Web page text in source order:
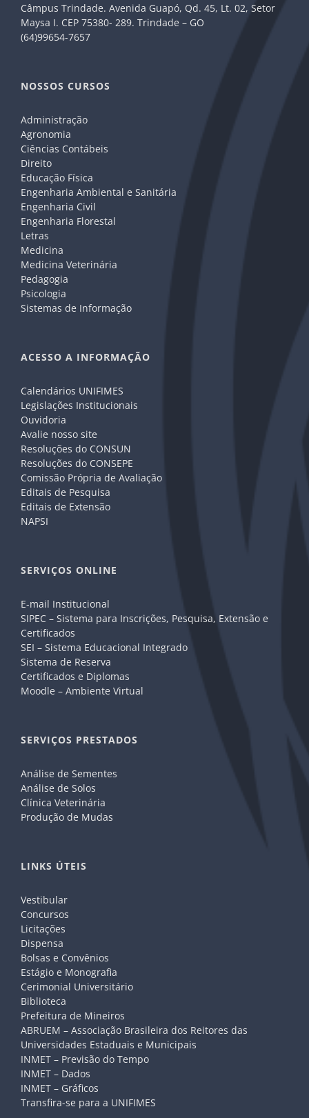
Câmpus Trindade. Avenida Guapó, Qd. 45, Lt. 02, Setor
Maysa I. CEP 75380- 289. Trindade – GO
(64)99654-7657
NOSSOS CURSOS
Administração
Agronomia
Ciências Contábeis
Direito
Educação Física
Engenharia Ambiental e Sanitária
Engenharia Civil
Engenharia Florestal
Letras
Medicina
Medicina Veterinária
Pedagogia
Psicologia
Sistemas de Informação
ACESSO A INFORMAÇÃO
Calendários UNIFIMES
Legislações Institucionais
Ouvidoria
Avalie nosso site
Resoluções do CONSUN
Resoluções do CONSEPE
Comissão Própria de Avaliação
Editais de Pesquisa
Editais de Extensão
NAPSI
SERVIÇOS ONLINE
E-mail Institucional
SIPEC – Sistema para Inscrições, Pesquisa, Extensão e
Certificados
SEI – Sistema Educacional Integrado
Sistema de Reserva
Certificados e Diplomas
Moodle – Ambiente Virtual
SERVIÇOS PRESTADOS
Análise de Sementes
Análise de Solos
Clínica Veterinária
Produção de Mudas
LINKS ÚTEIS
Vestibular
Concursos
Licitações
Dispensa
Bolsas e Convênios
Estágio e Monografia
Cerimonial Universitário
Biblioteca
Prefeitura de Mineiros
ABRUEM – Associação Brasileira dos Reitores das
Universidades Estaduais e Municipais
INMET – Previsão do Tempo
INMET – Dados
INMET – Gráficos
Transfira-se para a UNIFIMES